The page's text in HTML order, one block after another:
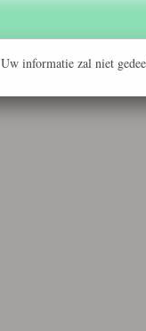
Uw informatie zal niet